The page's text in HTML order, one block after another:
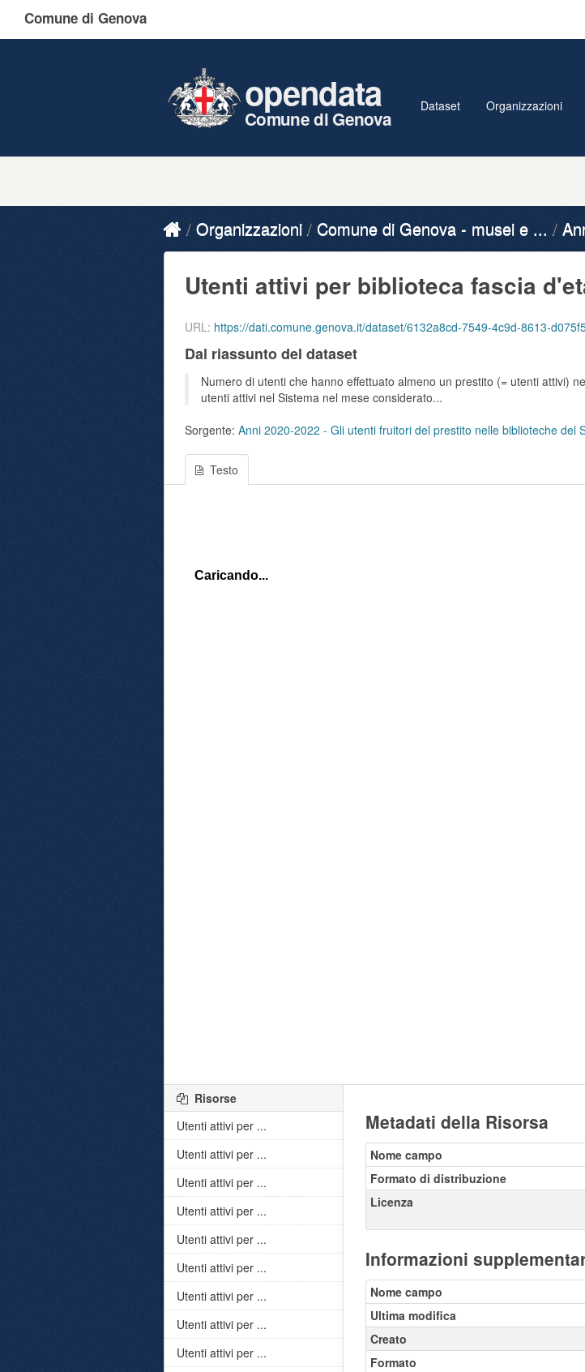
Comune di Genova
opendata
Comune di Genova
Dataset Organizzazioni
Organizzazioni Comune di Genova - musei e ...
Utenti attivi per biblioteca fascia
URL: https://dati.comune.genova.it/dataset/6132a8cd-7549-4c9d-8613-d075f5f547d2/resource/dd556a40-
Dal riassunto del dataset
Numero di utenti che hanno effettuato almeno un prestito (= utenti attivi)
utenti attivi nel Sistema nel mese considerato...
Sorgente: Anni 2020-2022 - Gli utenti fruitori del prestito nelle biblioteche del
Testo
Metadati della Risorsa
Nome campo
Formato di distribuzione
Licenza
Informazioni
Nome campo
Ultima modifica
Creato
Formato
Risorse
Utenti attivi per ...
Utenti attivi per ...
Utenti attivi per ...
Utenti attivi per ...
Utenti attivi per ...
Utenti attivi per ...
Utenti attivi per ...
Utenti attivi per ...
Utenti attivi per ...